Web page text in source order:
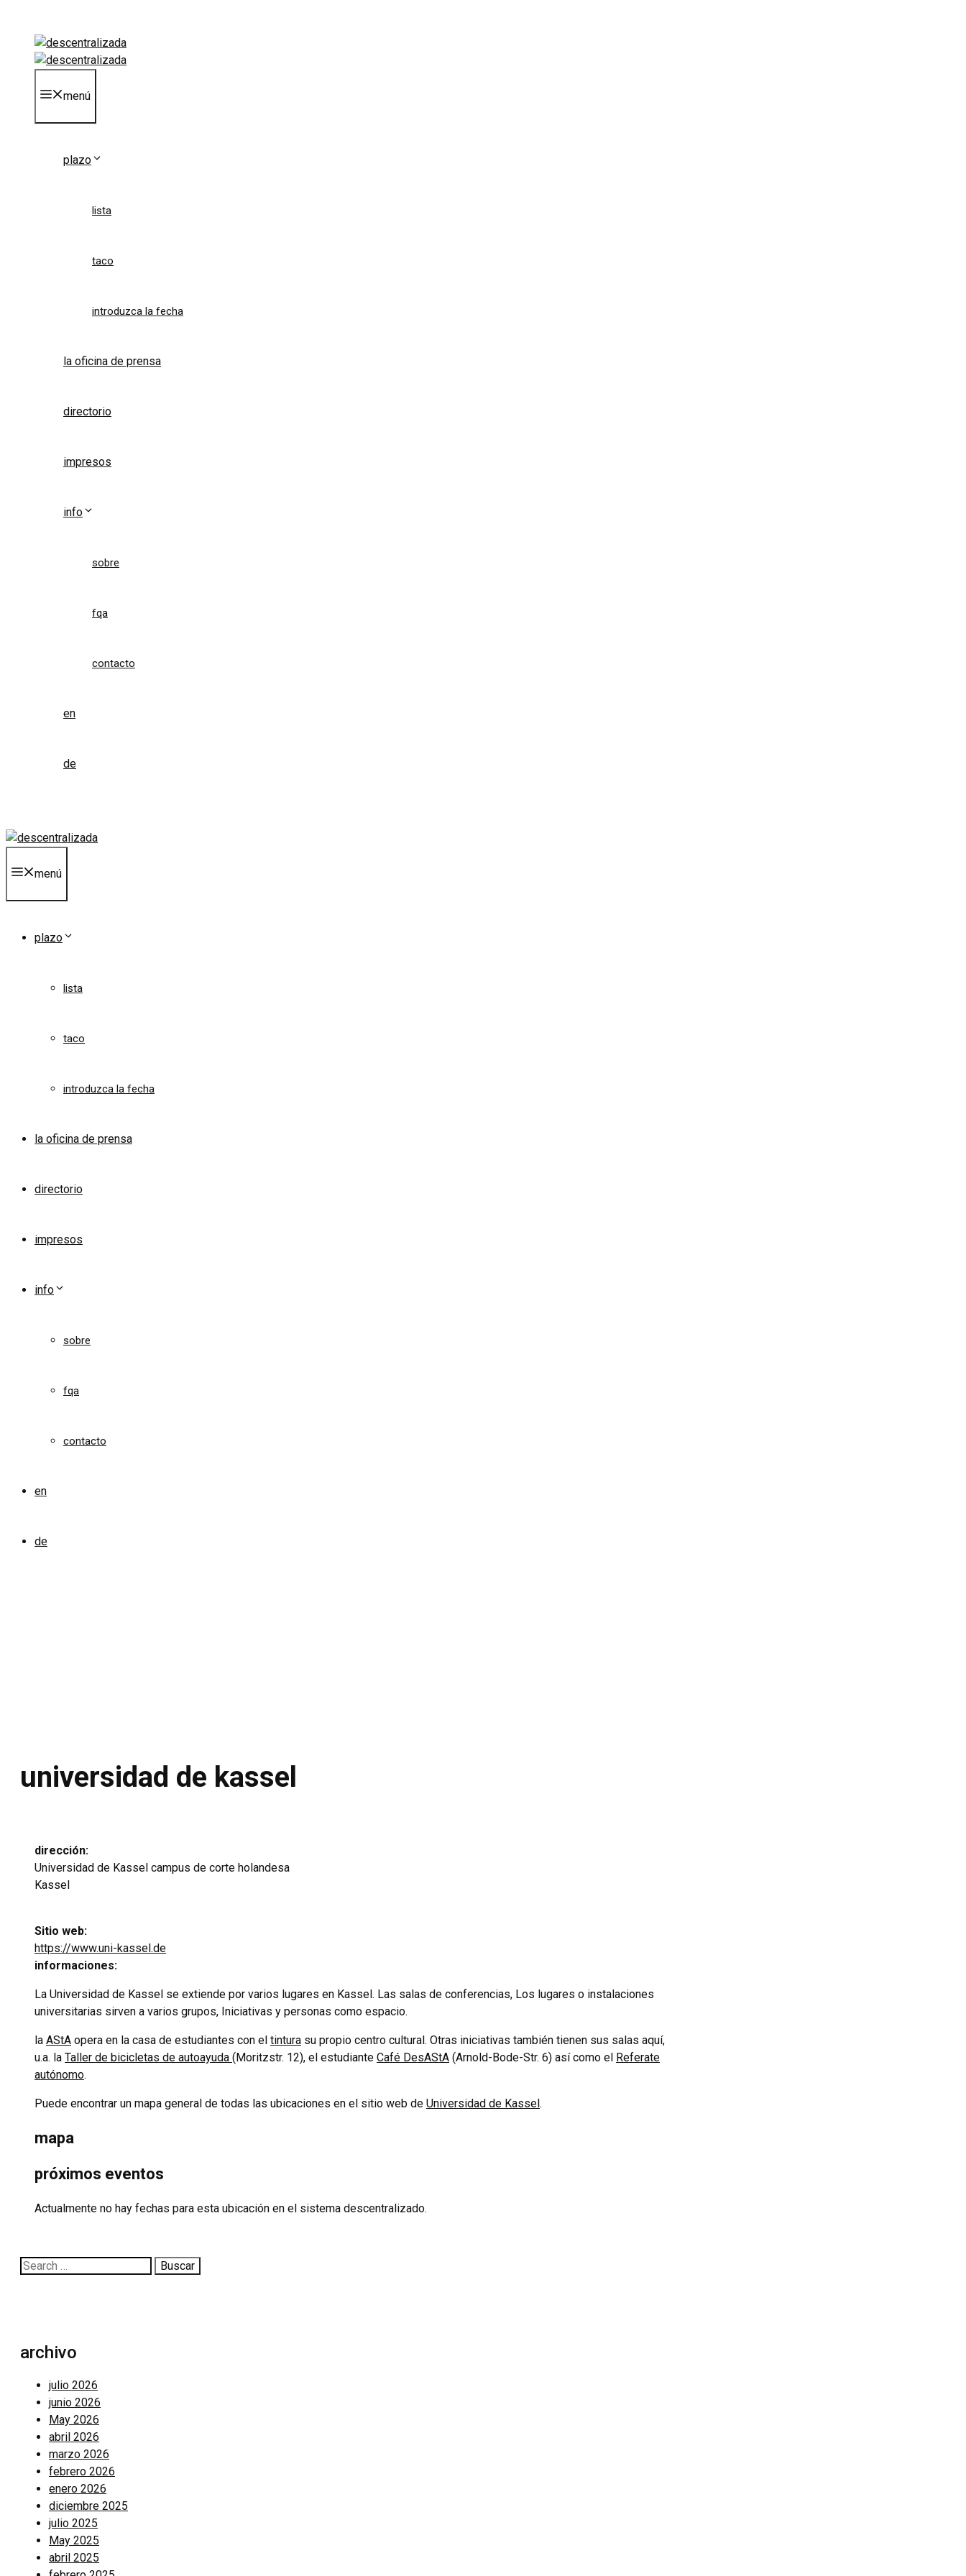
contenido
menú
plazo
lista
taco
introduzca la fecha
la oficina de prensa
directorio
impresos
info
sobre
fqa
contacto
en
de
menú
plazo
lista
taco
introduzca la fecha
la oficina de prensa
directorio
impresos
info
sobre
fqa
contacto
en
de
universidad de kassel
dirección:
Universidad de Kassel campus de corte holandesa
Kassel
Sitio web:
https://www.uni-kassel.de
informaciones:
La Universidad de Kassel se extiende por varios lugares en Kassel. Las salas de conferencias, Los lugares o instalaciones
universitarias sirven a varios grupos, Iniciativas y personas como espacio.
la AStA opera en la casa de estudiantes con el tintura su propio centro cultural. Otras iniciativas también tienen sus salas aquí,
u.a. la Taller de bicicletas de autoayuda (Moritzstr. 12), el estudiante Café DesAStA (Arnold-Bode-Str. 6) así como el Referate
autónomo.
Puede encontrar un mapa general de todas las ubicaciones en el sitio web de Universidad de Kassel.
mapa
próximos eventos
Actualmente no hay fechas para esta ubicación en el sistema descentralizado.
Buscar:
archivo
julio 2026
junio 2026
May 2026
abril 2026
marzo 2026
febrero 2026
enero 2026
diciembre 2025
julio 2025
May 2025
abril 2025